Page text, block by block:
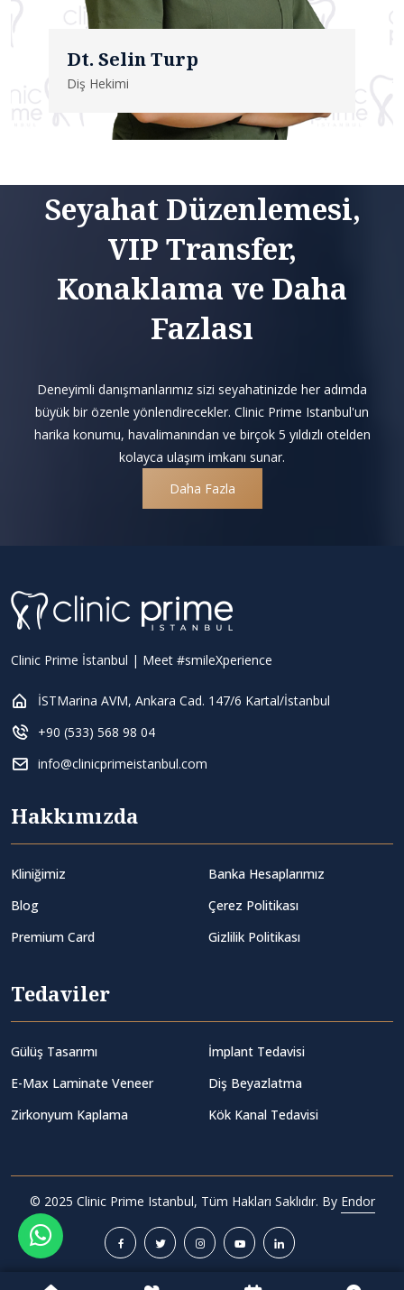
Dt. Selin Turp
Diş Hekimi
Seyahat Düzenlemesi,
VIP Transfer,
Konaklama ve Daha
Fazlası
Deneyimli danışmanlarımız sizi seyahatinizde her adımda
büyük bir özenle yönlendirecekler. Clinic Prime Istanbul'un
harika konumu, havalimanından ve birçok 5 yıldızlı otelden
kolayca ulaşım imkanı sunar.
Daha Fazla
Clinic Prime İstanbul | Meet #smileXperience
İSTMarina AVM, Ankara Cad. 147/6 Kartal/İstanbul
+90 (533) 568 98 04
info@clinicprimeistanbul.com
Hakkımızda
Kliniğimiz
Blog
Premium Card
Banka Hesaplarımız
Çerez Politikası
Gizlilik Politikası
Tedaviler
Gülüş Tasarımı
E-Max Laminate Veneer
Zirkonyum Kaplama
İmplant Tedavisi
Diş Beyazlatma
Kök Kanal Tedavisi
© 2025 Clinic Prime Istanbul, Tüm Hakları Saklıdır. By Endor